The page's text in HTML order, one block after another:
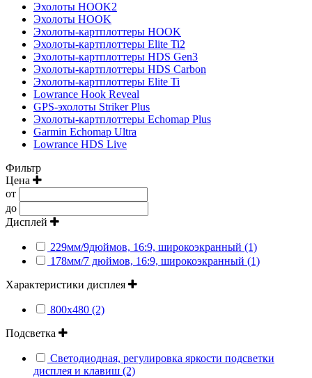
Эхолоты HOOK2
Эхолоты HOOK
Эхолоты-картплоттеры HOOK
Эхолоты-картплоттеры Elite Ti2
Эхолоты-картплоттеры HDS Gen3
Эхолоты-картплоттеры HDS Carbon
Эхолоты-картплоттеры Elite Ti
Lowrance Hook Reveal
GPS-эхолоты Striker Plus
Эхолоты-картплоттеры Echomap Plus
Garmin Echomap Ultra
Lowrance HDS Live
Фильтр
Цена
от
до
Дисплей
229мм/9дюймов, 16:9, широкоэкранный (1)
178мм/7 дюймов, 16:9, широкоэкранный (1)
Характеристики дисплея
800х480 (2)
Подсветка
Светодиодная, регулировка яркости подсветки
дисплея и клавиш (2)